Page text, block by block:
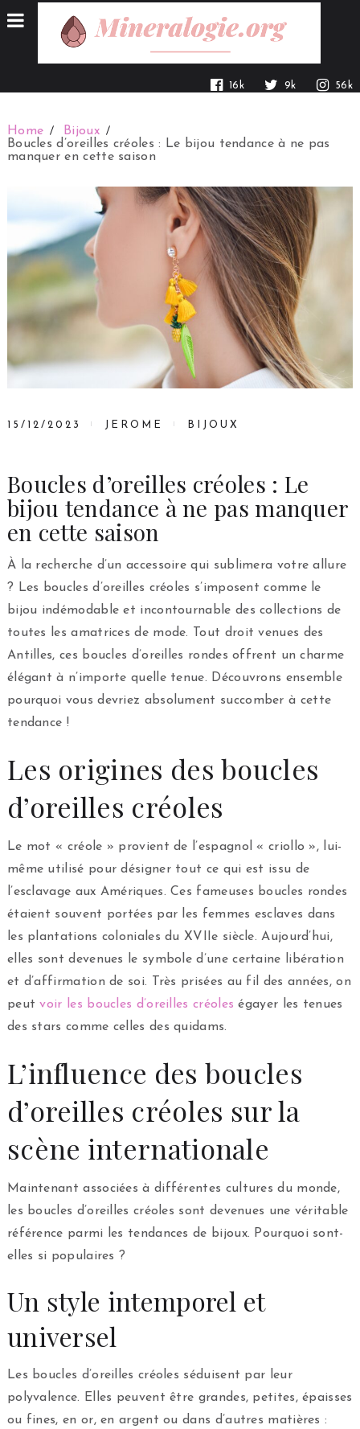
16k 9k 56k
Home
Bijoux
Boucles d’oreilles créoles : Le bijou tendance à ne pas
manquer en cette saison
15/12/2023 JEROME BIJOUX
Boucles d’oreilles créoles : Le
bijou tendance à ne pas manquer
en cette saison
À la recherche d’un accessoire qui sublimera votre allure
? Les boucles d’oreilles créoles s’imposent comme le
bijou indémodable et incontournable des collections de
toutes les amatrices de mode. Tout droit venues des
Antilles, ces boucles d’oreilles rondes offrent un charme
élégant à n’importe quelle tenue. Découvrons ensemble
pourquoi vous devriez absolument succomber à cette
tendance !
Les origines des boucles
d’oreilles créoles
Le mot « créole » provient de l’espagnol « criollo », lui-
même utilisé pour désigner tout ce qui est issu de
l’esclavage aux Amériques. Ces fameuses boucles rondes
étaient souvent portées par les femmes esclaves dans
les plantations coloniales du XVIIe siècle. Aujourd’hui,
elles sont devenues le symbole d’une certaine libération
et d’affirmation de soi. Très prisées au fil des années, on
peutvoir les boucles d’oreilles créoles égayer les tenues
des stars comme celles des quidams.
L’influence des boucles
d’oreilles créoles sur la
scène internationale
Maintenant associées à différentes cultures du monde,
les boucles d’oreilles créoles sont devenues une véritable
référence parmi les tendances de bijoux. Pourquoi sont-
elles si populaires ?
Un style intemporel et
universel
Les boucles d’oreilles créoles séduisent par leur
polyvalence. Elles peuvent être grandes, petites, épaisses
ou fines, en or, en argent ou dans d’autres matières :